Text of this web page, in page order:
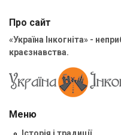
Про сайт
«Україна Інкогніта» -
краєзнавства.
Меню